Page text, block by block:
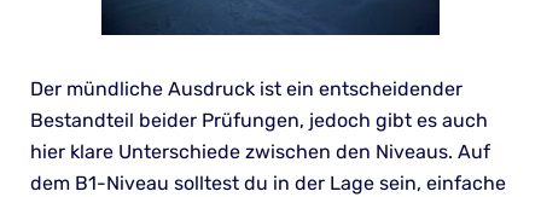
Der mündliche Ausdruck ist ein entscheidender
Bestandteil beider Prüfungen, jedoch gibt es auch
hier klare Unterschiede zwischen den Niveaus. Auf
dem B1-Niveau solltest du in der Lage sein, einfache